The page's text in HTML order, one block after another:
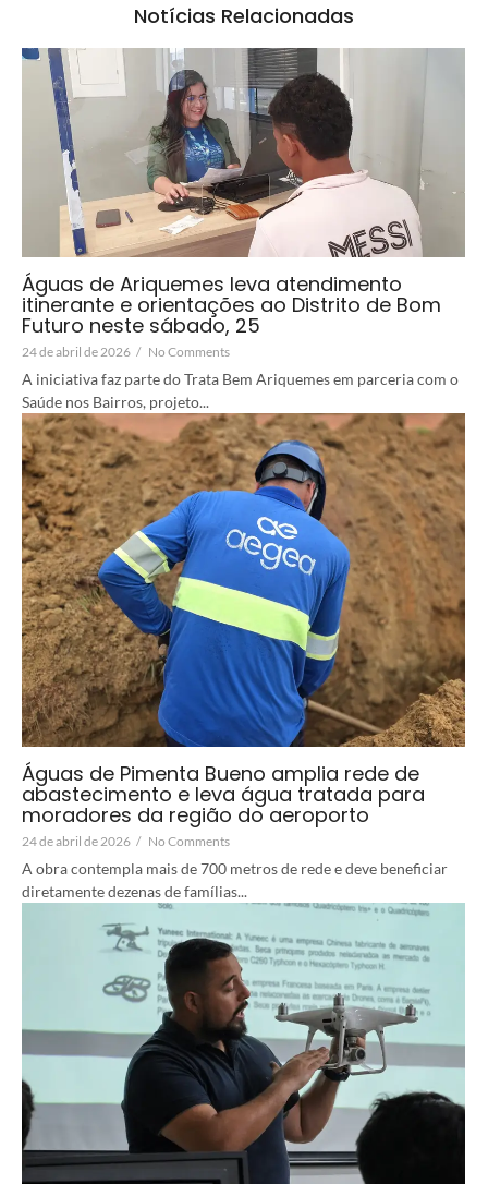
Notícias Relacionadas
Águas de Ariquemes leva atendimento
itinerante e orientações ao Distrito de Bom
Futuro neste sábado, 25
24 de abril de 2026 / No Comments
A iniciativa faz parte do Trata Bem Ariquemes em parceria com o
Saúde nos Bairros, projeto...
Águas de Pimenta Bueno amplia rede de
abastecimento e leva água tratada para
moradores da região do aeroporto
24 de abril de 2026 / No Comments
A obra contempla mais de 700 metros de rede e deve beneficiar
diretamente dezenas de famílias...